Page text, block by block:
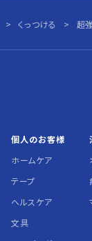
くっつける 超
個人のお客様
ホームケア
テープ
ヘルスケア
文具